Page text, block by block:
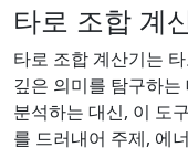
타로 조합 계
타로 조합 계산기는
깊은 의미를 탐구하
분석하는 대신, 이 도
를 드러내어 주제, 에